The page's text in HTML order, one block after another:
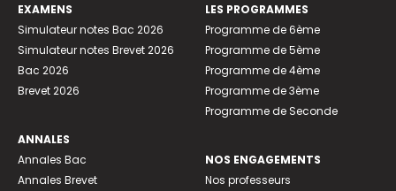
EXAMENS
Simulateur notes Bac 2026
Simulateur notes Brevet 2026
Bac 2026
Brevet 2026
ANNALES
Annales Bac
Annales Brevet
LES PROGRAMMES
Programme de 6ème
Programme de 5ème
Programme de 4ème
Programme de 3ème
Programme de Seconde
NOS ENGAGEMENTS
Nos professeurs